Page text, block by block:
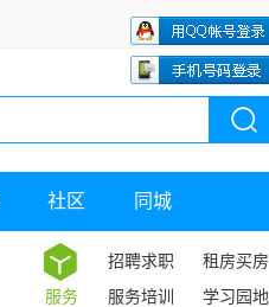
社区 同城
服务
招聘求职 租房买房
服务培训
学习园地